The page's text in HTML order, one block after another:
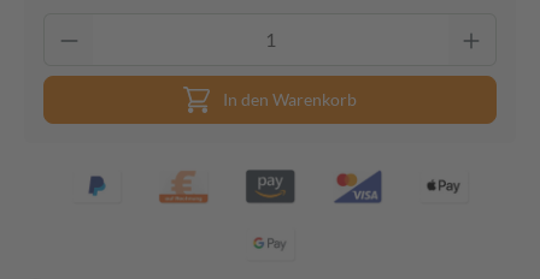
In den Warenkorb